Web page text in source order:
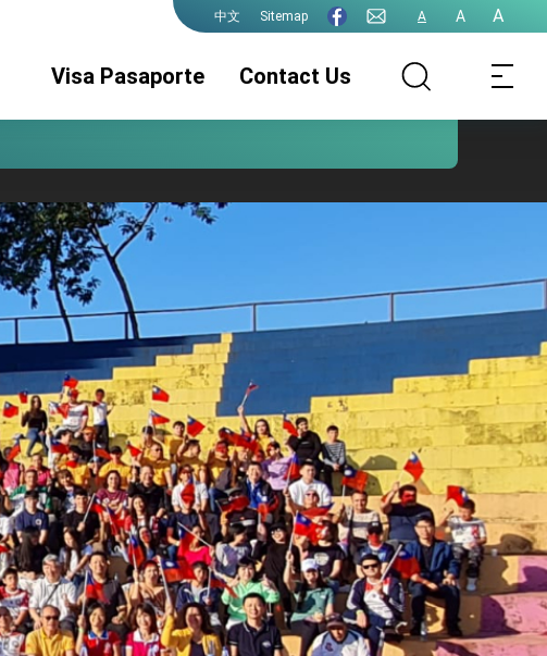
中文 Sitemap A A A
Visa Pasaporte
Pasaporte de la
Legalizaciónes Visa
Contact Us